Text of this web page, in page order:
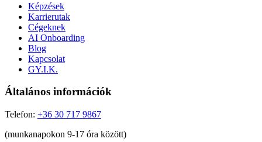
Képzések
Karrierutak
Cégeknek
AI Onboarding
Blog
Kapcsolat
GY.I.K.
Általános információk
Telefon: +36 30 717 9867
(munkanapokon 9-17 óra között)